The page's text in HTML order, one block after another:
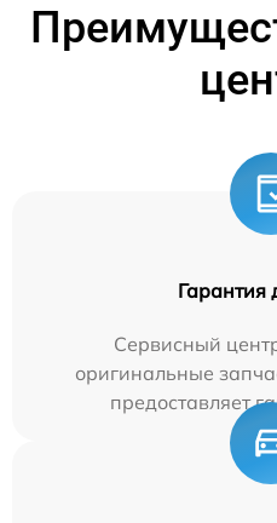
Гарантия
Сервисный
оригинальные
предоставляет